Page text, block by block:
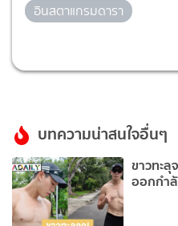
อินสตาแกรมดารา
บทความน่าสนใจอื่นๆ
ขาวทะ
ออกกำ